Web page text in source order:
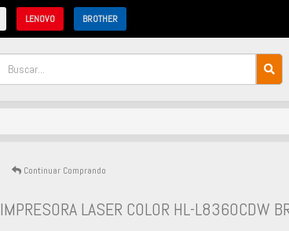
LENOVO BROTHER
Continuar Comprando
IMPRESORA LASER COLOR HL-L8360CDW